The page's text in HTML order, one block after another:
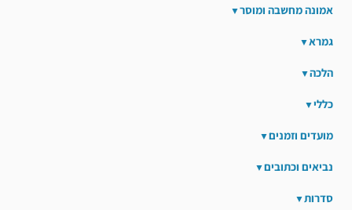
אמונה מחשבה ומוסר
גמרא
הלכה
כללי
מועדים וזמנים
נביאים וכתובים
סדרות